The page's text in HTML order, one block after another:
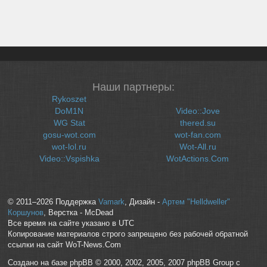
Наши партнеры:
Rykoszet
DoM1N
WG Stat
gosu-wot.com
wot-lol.ru
Video::Vspishka
Video::Jove
thered.su
wot-fan.com
Wot-All.ru
WotActions.Com
© 2011–2026 Поддержка Vamark , Дизайн - Артем "Helldweller"
Коршунов, Верстка - McDead
Все время на сайте указано в UTC
Копирование материалов строго запрещено без рабочей обратной
ссылки на сайт WoT-News.Com
Создано на базе phpBB © 2000, 2002, 2005, 2007 phpBB Group с